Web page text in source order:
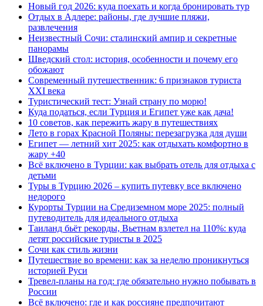
Новый год 2026: куда поехать и когда бронировать тур
Отдых в Адлере: районы, где лучшие пляжи,
развлечения
Неизвестный Сочи: сталинский ампир и секретные
панорамы
Шведский стол: история, особенности и почему его
обожают
Современный путешественник: 6 признаков туриста
XXI века
Туристический тест: Узнай страну по морю!
Куда податься, если Турция и Египет уже как дача!
10 советов, как пережить жару в путешествиях
Лето в горах Красной Поляны: перезагрузка для души
Египет — летний хит 2025: как отдыхать комфортно в
жару +40
Всё включено в Турции: как выбрать отель для отдыха с
детьми
Туры в Турцию 2026 – купить путевку все включено
недорого
Курорты Турции на Средиземном море 2025: полный
путеводитель для идеального отдыха
Таиланд бьёт рекорды, Вьетнам взлетел на 110%: куда
летят российские туристы в 2025
Сочи как стиль жизни
Путешествие во времени: как за неделю проникнуться
историей Руси
Тревел-планы на год: где обязательно нужно побывать в
России
Всё включено: где и как россияне предпочитают